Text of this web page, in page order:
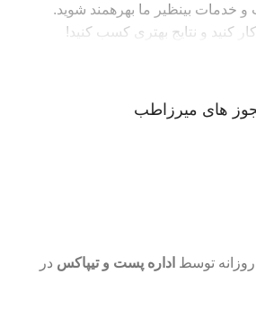
خدمات بینظیر ما بهرهمند شوید.
کنید و نتایج بهتری کسب کنید!
های میرزاطب
روزانه توسط اداره پست و تیپاکس در